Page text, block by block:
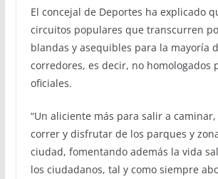
El concejal de Deportes ha explicado
circuitos populares que transcurren
blandas y asequibles para la mayoría
corredores, es decir, no homologados
oficiales.
“Un aliciente más para salir a
correr y disfrutar de los parques y
ciudad, fomentando además la vida
los ciudadanos, tal y como siempre